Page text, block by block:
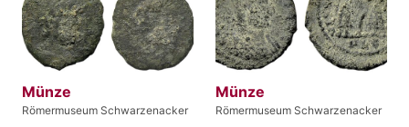
Münze
Römermuseum Schwarzenacker
Münze
Römermuseum Schwarzenacker